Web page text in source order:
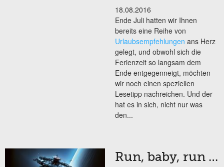
18.08.2016
Ende Juli hatten wir Ihnen
bereits eine Reihe von
Urlaubsempfehlungen ans Herz
gelegt, und obwohl sich die
Ferienzeit so langsam dem
Ende entgegenneigt, möchten
wir noch einen speziellen
Lesetipp nachreichen. Und der
hat es in sich, nicht nur was
den...
Run, baby, run …